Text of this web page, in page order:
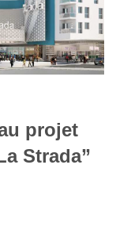
projet
Strada”